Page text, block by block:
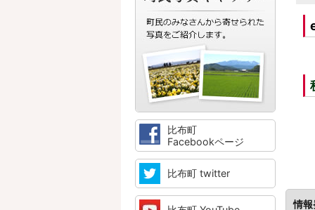
情
比布町
Facebookページ
比布町 twitter